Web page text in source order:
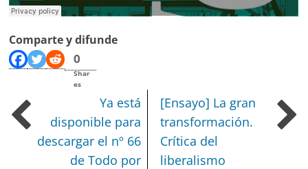
Comparte y difunde
0
Shar
es
Ya está
disponible para
descargar el nº 66
de Todo por
[Ensayo] La gran
transformación.
Crítica del
liberalismo